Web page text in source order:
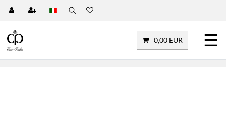
0,00 EUR ☰